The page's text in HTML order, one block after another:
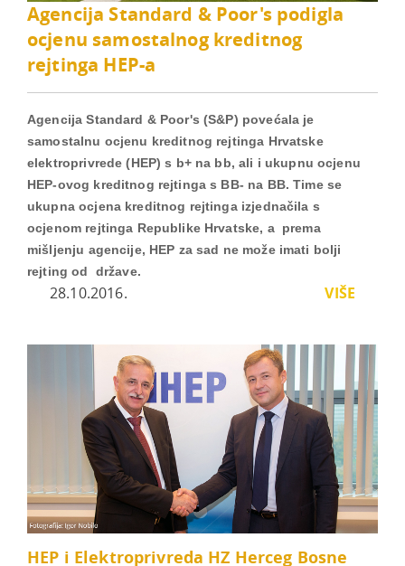
Agencija Standard & Poor's podigla
ocjenu samostalnog kreditnog
rejtinga HEP-a
Agencija Standard & Poor's (S&P) povećala je
samostalnu ocjenu kreditnog rejtinga Hrvatske
elektroprivrede (HEP) s b+ na bb, ali i ukupnu ocjenu
HEP-ovog kreditnog rejtinga s BB- na BB. Time se
ukupna ocjena kreditnog rejtinga izjednačila s
ocjenom rejtinga Republike Hrvatske, a prema
mišljenju agencije, HEP za sad ne može imati bolji
rejting od države.
28.10.2016. VIŠE
HEP i Elektroprivreda HZ Herceg Bosne